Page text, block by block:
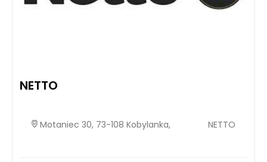
NETTO
Motaniec 30, 73-108 Kobylanka, NETTO